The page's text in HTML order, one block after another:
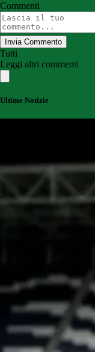
Commenti
Invia Commento
Tutti
Leggi altri commenti
Ultime Notizie